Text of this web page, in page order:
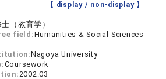
【 display / non-display】
士（教育学）
field:Humanities & Social Sciences
Nagoya University
Coursework
2002.03